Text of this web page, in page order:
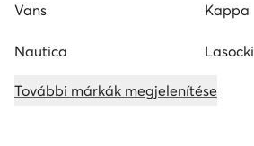
Vans Kappa
Nautica Lasocki
További márkák megjelenítése